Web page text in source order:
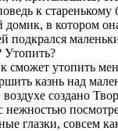
к старенькому
в котором
Утопить?
утопить
казнь над
создано
совсем